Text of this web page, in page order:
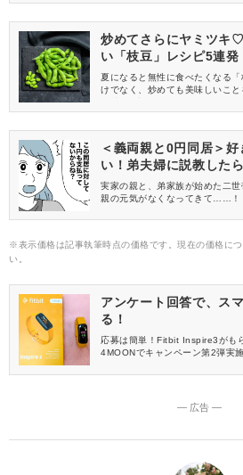
信してくれる方を募集しています
炒めてさらにヤミツキ
い「枝豆」レシピ5連発
夏になると無性に食べたくなる
けでなく、炒めても美味しいこと
ヤミツキになる美味しさなので
＜義両親と0円同居＞
い！弟夫婦に説教した
実家の親と、弟家族が始めた二
親の元気がなくなってきて……！
※表示価格は記事執筆時点の価格です。現在の価格に
い。
アンケート回答で、ス
る！
応募は簡単！Fitbit Inspire3がも
4MOONでキャンペーン第2弾実
― 広告 ―